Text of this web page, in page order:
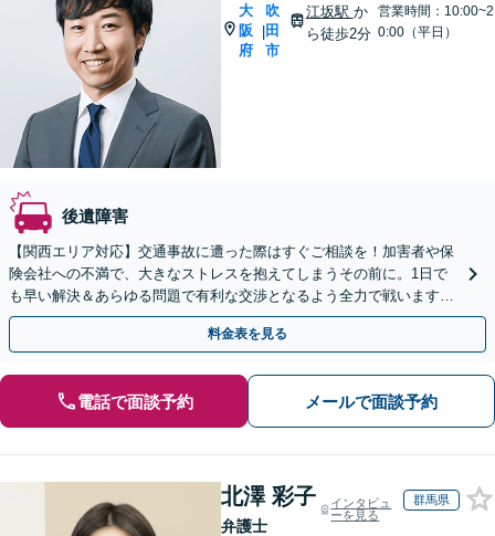
大
阪
府
|
吹
田
市
江坂駅 か
ら徒歩2分
営業時間：10:00~2
0:00（平日）
後遺障害
【関西エリア対応】交通事故に遭った際はすぐご相談を！加害者や保
険会社への不満で、大きなストレスを抱えてしまうその前に。1日で
も早い解決＆あらゆる問題で有利な交渉となるよう全力で戦います！
示談金の増額や適切な後遺障害等級など、お任せください。
料金表を見る
電話で面談予約 メールで面談予約
北澤 彩子
弁護士
インタビュ
ーを見る
群馬県